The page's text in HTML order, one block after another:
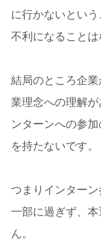
に行かないとい
不利になることは
結局のところ企
業理念への理解
ンターンへの参
を持たないです。
つまりインター
一部に過ぎず、
ん。